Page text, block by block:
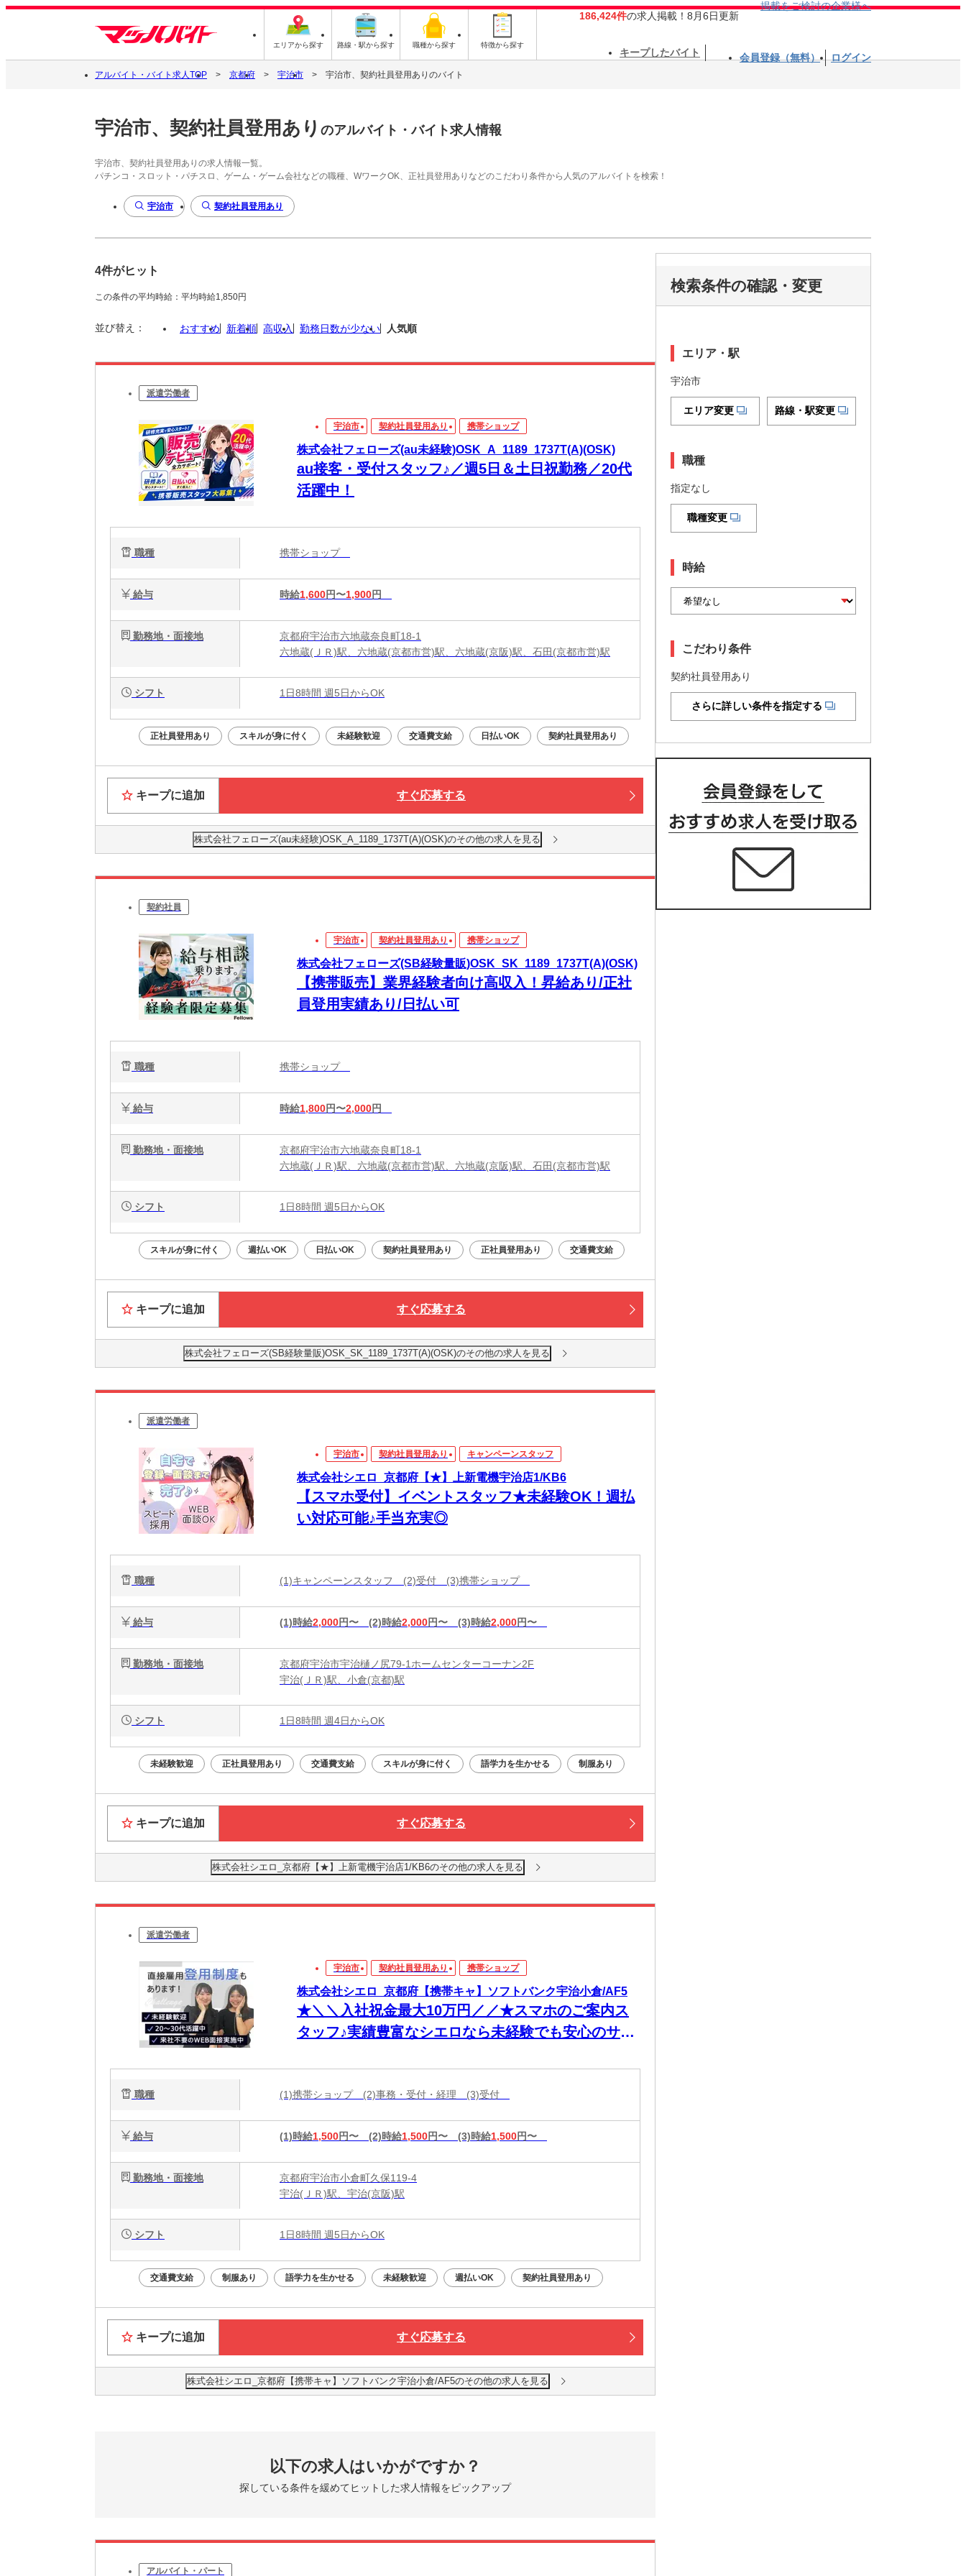
エリアから探す 路線・駅から探す 職種から探す 特徴から探す
186,424件の求人掲載！8月6日更新
掲載をご検討の企業様へ
キープしたバイト 会員登録（無料） ログイン
アルバイト・バイト求人TOP 京都府 宇治市 宇治市、契約社員登用ありのバイト
宇治市、契約社員登用あり のアルバイト・バイト求人情報
宇治市、契約社員登用ありの求人情報一覧。
パチンコ・スロット・パチスロ、ゲーム・ゲーム会社などの職種、WワークOK、正社員登用ありなどのこだわり条件から人気のアルバイトを検索！
宇治市 契約社員登用あり
4件がヒット
この条件の平均時給：平均時給1,850円
並び替え： おすすめ 新着順 高収入 勤務日数が少ない 人気順
派遣労働者
宇治市 契約社員登用あり 携帯ショップ
株式会社フェローズ(au未経験)OSK_A_1189_1737T(A)(OSK)
au接客・受付スタッフ♪／週5日＆土日祝勤務／20代
活躍中！
職種 携帯ショップ
給与 時給1,600円〜1,900円
勤務地・面接地
京都府宇治市六地蔵奈良町18-1
六地蔵(ＪＲ)駅、六地蔵(京都市営)駅、六地蔵(京阪)駅、石田(京都市営)駅
シフト 1日8時間 週5日からOK
正社員登用あり スキルが身に付く 未経験歓迎 交通費支給 日払いOK 契約社員登用あり
キープに追加 すぐ応募する
株式会社フェローズ(au未経験)OSK_A_1189_1737T(A)(OSK)のその他の求人を見る
契約社員
宇治市 契約社員登用あり 携帯ショップ
株式会社フェローズ(SB経験量販)OSK_SK_1189_1737T(A)(OSK)
【携帯販売】業界経験者向け高収入！昇給あり/正社
員登用実績あり/日払い可
職種 携帯ショップ
給与 時給1,800円〜2,000円
勤務地・面接地
京都府宇治市六地蔵奈良町18-1
六地蔵(ＪＲ)駅、六地蔵(京都市営)駅、六地蔵(京阪)駅、石田(京都市営)駅
シフト 1日8時間 週5日からOK
スキルが身に付く 週払いOK 日払いOK 契約社員登用あり 正社員登用あり 交通費支給
キープに追加 すぐ応募する
株式会社フェローズ(SB経験量販)OSK_SK_1189_1737T(A)(OSK)のその他の求人を見る
派遣労働者
宇治市 契約社員登用あり キャンペーンスタッフ
株式会社シエロ_京都府【★】上新電機宇治店1/KB6
【スマホ受付】イベントスタッフ★未経験OK！週払
い対応可能♪手当充実◎
職種 (1)キャンペーンスタッフ (2)受付 (3)携帯ショップ
給与 (1)時給2,000円〜 (2)時給2,000円〜 (3)時給2,000円〜
勤務地・面接地
京都府宇治市宇治樋ノ尻79-1ホームセンターコーナン2F
宇治(ＪＲ)駅、小倉(京都)駅
シフト 1日8時間 週4日からOK
未経験歓迎 正社員登用あり 交通費支給 スキルが身に付く 語学力を生かせる 制服あり
キープに追加 すぐ応募する
株式会社シエロ_京都府【★】上新電機宇治店1/KB6のその他の求人を見る
派遣労働者
宇治市 契約社員登用あり 携帯ショップ
株式会社シエロ_京都府【携帯キャ】ソフトバンク宇治小倉/AF5
★＼＼入社祝金最大10万円／／★スマホのご案内ス
タッフ♪実績豊富なシエロなら未経験でも安心のサポ
職種 (1)携帯ショップ (2)事務・受付・経理 (3)受付
給与 (1)時給1,500円〜 (2)時給1,500円〜 (3)時給1,500円〜
勤務地・面接地
京都府宇治市小倉町久保119-4
宇治(ＪＲ)駅、宇治(京阪)駅
シフト 1日8時間 週5日からOK
交通費支給 制服あり 語学力を生かせる 未経験歓迎 週払いOK 契約社員登用あり
キープに追加 すぐ応募する
株式会社シエロ_京都府【携帯キャ】ソフトバンク宇治小倉/AF5のその他の求人を見る
以下の求人はいかがですか？
探している条件を緩めてヒットした求人情報をピックアップ
アルバイト・パート
検索条件の確認・変更
エリア・駅
宇治市
エリア変更 路線・駅変更
職種
指定なし
職種変更
時給
こだわり条件
契約社員登用あり
さらに詳しい条件を指定する